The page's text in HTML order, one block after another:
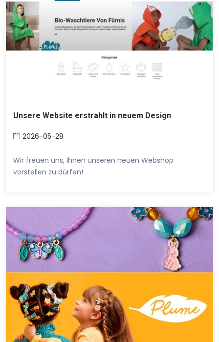
Unsere Website erstrahlt in neuem Design
2026-05-28
Wir freuen uns, Ihnen unseren neuen Webshop
vorstellen zu dürfen!